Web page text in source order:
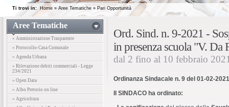
Ti trovi in:Home » Aree Tematiche » Pari Opportunità
Aree Tematiche
» Amministrazione Trasparente
» Protocollo-Casa Comunale
» Agenda Urbana
» Rilevazione debiti commerciali - Legge
234/2021
» Open Data
» Albo Pretorio on line
» Agricoltura
Ord. Sind. n. 9-2021 -
in presenza scuola "V. Da
dal 2 fino al 10 febbraio
Ordinanza Sindacale n. 9 del 01-02-2021
Il SINDACO ha ordinato: